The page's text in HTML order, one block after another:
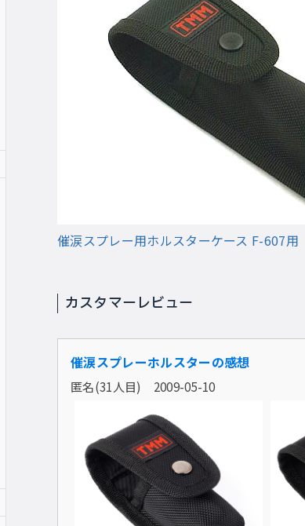
催涙スプレー用ホルスターケース F-607
カスタマーレビュー
催涙スプレーホルスターの感想
匿名(31人目) 2009-05-10